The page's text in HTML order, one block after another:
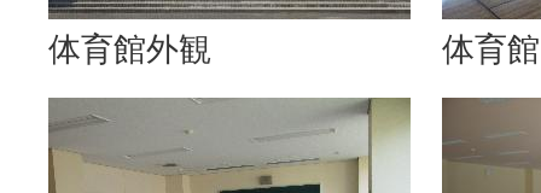
体育館外観 体育館